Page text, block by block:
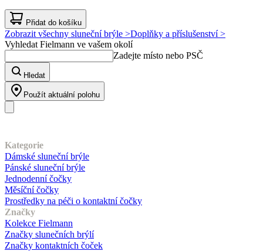
Přidat do košíku
Zobrazit všechny sluneční brýle >Doplňky a příslušenství >
Vyhledat Fielmann ve vašem okolí
Zadejte místo nebo PSČ
Hledat
Použít aktuální polohu
Kategorie
Dámské sluneční brýle
Pánské sluneční brýle
Jednodenní čočky
Měsíční čočky
Prostředky na péči o kontaktní čočky
Značky
Kolekce Fielmann
Značky slunečních brýlí
Značky kontaktních čoček